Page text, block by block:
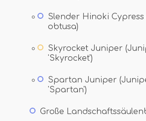
Slender Hinoki
obtusa)
Skyrocket Juniper
'Skyrocket')
Spartan Juniper
'Spartan')
Große